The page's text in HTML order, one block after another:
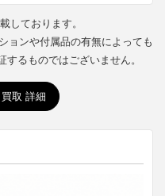
しております。
ョンや付属品の有無によっても
るものではございません。
取 詳細